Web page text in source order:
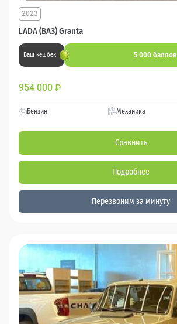
LADA (ВАЗ) Granta
2023
Ваш кешбек 5 000 баллов
954 000 ₽
Бензин Механика
Сравнить
Подробнее
Перезвоним за минуту